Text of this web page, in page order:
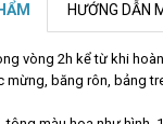
HƯỚNG DẪN
vòng 2h kể từ khi
mừng, băng rôn, bảng